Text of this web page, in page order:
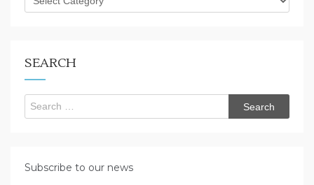
are
SEARCH
Search
for:
Subscribe to our news